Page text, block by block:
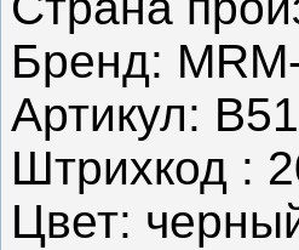
Бренд:
Артикул:
Штрихкод :
Цвет: